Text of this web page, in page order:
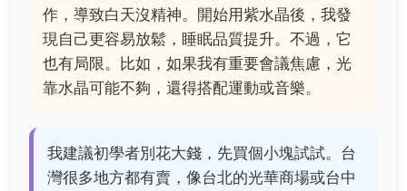
作，導致白天沒精神。開始用紫水晶後，我發
現自己更容易放鬆，睡眠品質提升。不過，它
也有局限。比如，如果我有重要會議焦慮，光
靠水晶可能不夠，還得搭配運動或音樂。
我建議初學者別花大錢，先買個小塊試試。台
灣很多地方都有賣，像台北的光華商場或台中